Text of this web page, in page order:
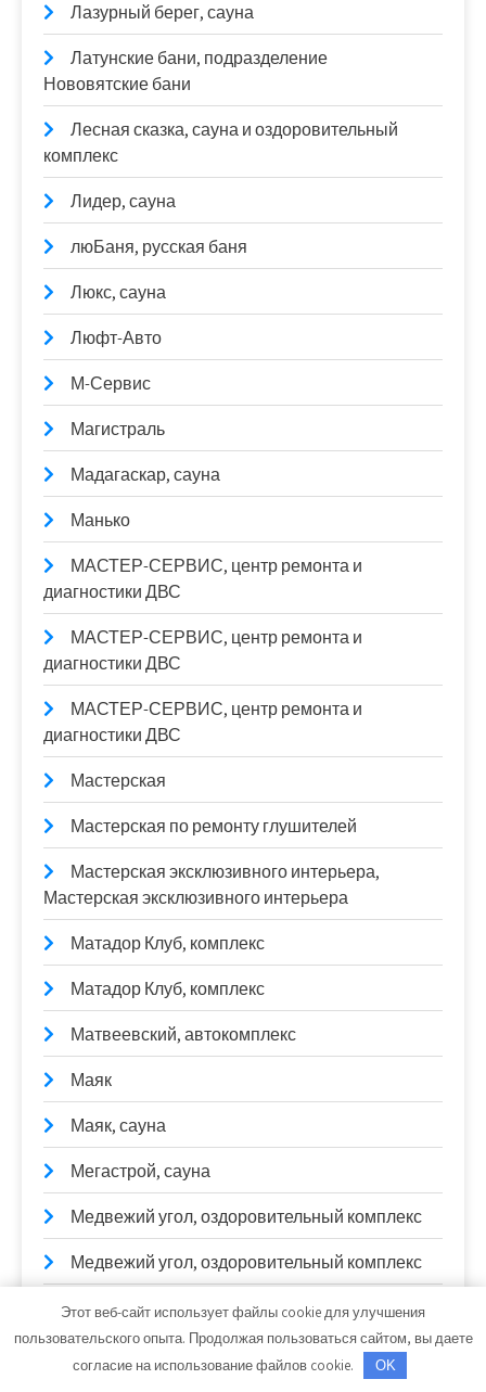
Лазурный берег, сауна
Латунские бани, подразделение
Нововятские бани
Лесная сказка, сауна и оздоровительный
комплекс
Лидер, сауна
люБаня, русская баня
Люкс, сауна
Люфт-Авто
М-Сервис
Магистраль
Мадагаскар, сауна
Манько
МАСТЕР-СЕРВИС, центр ремонта и
диагностики ДВС
МАСТЕР-СЕРВИС, центр ремонта и
диагностики ДВС
МАСТЕР-СЕРВИС, центр ремонта и
диагностики ДВС
Мастерская
Мастерская по ремонту глушителей
Мастерская эксклюзивного интерьера,
Мастерская эксклюзивного интерьера
Матадор Клуб, комплекс
Матадор Клуб, комплекс
Матвеевский, автокомплекс
Маяк
Маяк, сауна
Мегастрой, сауна
Медвежий угол, оздоровительный комплекс
Медвежий угол, оздоровительный комплекс
Меттел, сауна
Микрон, торгово-производственная
Этот веб-сайт использует файлы cookie для улучшения
пользовательского опыта. Продолжая пользоваться сайтом, вы даете
согласие на использование файлов cookie.
OK